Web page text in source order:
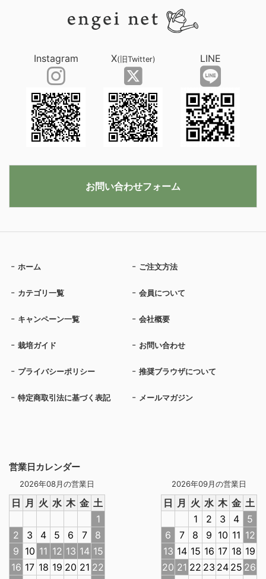
営業日カレンダー
2026年08月の営業日
日 月 火 水 木 金 土
1
2
3 4 5 6 7
8
9 10 11 12 13 14 15
16 17 18 19 20 21 22
2026年09月の営業日
日 月 火 水 木 金 土
1
2 3 4
5
6
7 8 9 10 11 12
13 14 15 16 17 18 19
20 21 22 23 24 25 26
ホーム ご注文方法
カテゴリ一覧 会員について
キャンペーン一覧 会社概要
栽培ガイド お問い合わせ
プライバシーポリシー 推奨ブラウザについて
特定商取引法に基づく表記 メールマガジン
Instagram X(旧Twitter) LINE
お問い合わせフォーム